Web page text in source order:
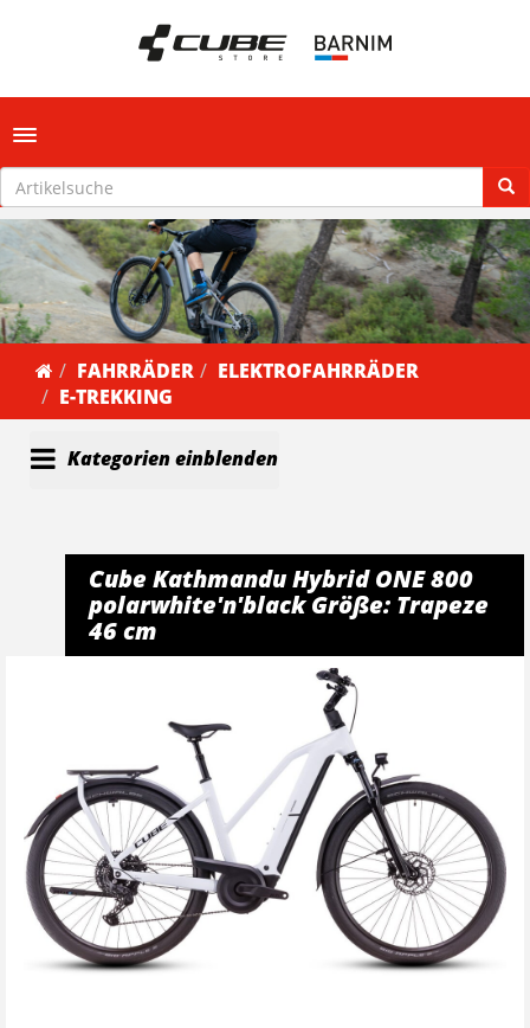
Toggle navigation
FAHRRÄDER
ELEKTROFAHRRÄDER
E-TREKKING
Kategorien einblenden
Cube Kathmandu Hybrid ONE 800
polarwhite'n'black Größe: Trapeze
46 cm